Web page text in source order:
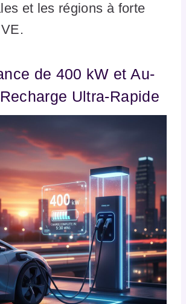
et les régions à forte
de 400 kW et Au-
Ultra-Rapide